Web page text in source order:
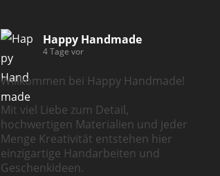
Happy Handmade
4 Tage vor
Willkommen bei Happy Handmade!
Mit viel Liebe zum Detail,
hochwertigen Materialien und jeder
Menge Kreativität entstehen hier
einzigartige Handarbeiten und
Geschenkideen.